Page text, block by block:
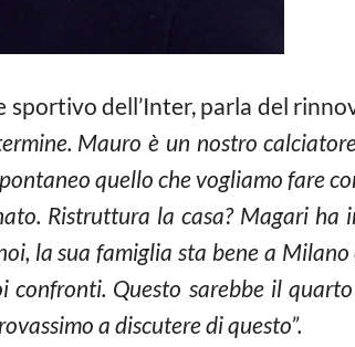
dell’Inter, parla del
Mauro è un nostro
quello che vogliamo fare
Ristruttura la casa? Magari ha
la sua famiglia sta bene a
confronti. Questo sarebbe il
a discutere di questo”.